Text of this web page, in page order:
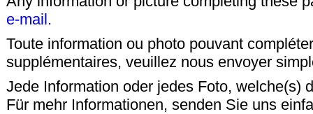
e-mail.
Toute information ou photo pouvant
supplémentaires, veuillez nous envoyer
Jede Information oder jedes Foto, welche(s)
Für mehr Informationen, senden Sie uns